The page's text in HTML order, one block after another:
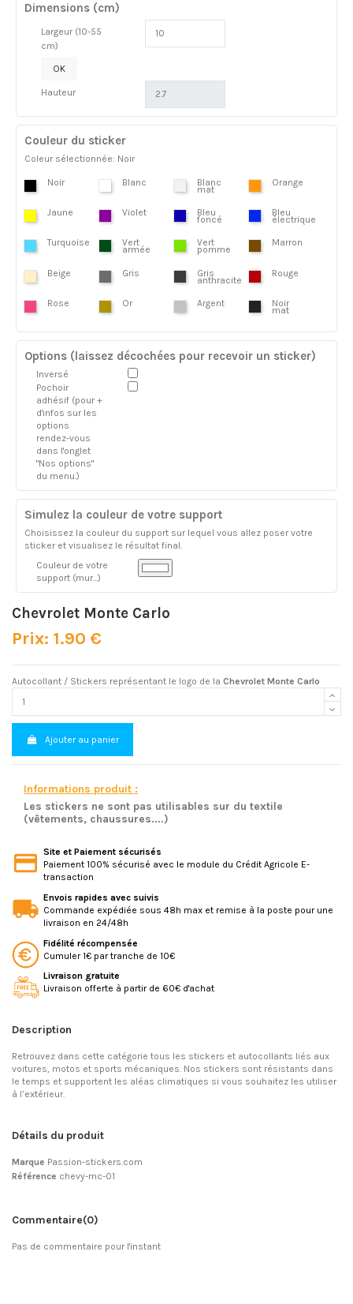
Dimensions (cm)
Largeur (10-55
cm)
OK
Hauteur
Couleur du sticker
Coleur sélectionnée: Noir
Noir Blanc Blanc
mat
Orange
Jaune Violet Bleu
foncé
Bleu
électrique
Turquoise Vert
armée
Vert
pomme
Marron
Beige Gris Gris
anthracite
Rouge
Rose Or Argent Noir
mat
Options (laissez décochées pour recevoir un sticker)
Inversé
Pochoir
adhésif (pour +
d'infos sur les
options
rendez-vous
dans l'onglet
"Nos options"
du menu.)
Simulez la couleur de votre support
Choisissez la couleur du support sur lequel vous allez poser votre
sticker et visualisez le résultat final.
Couleur de votre
support (mur...)
Chevrolet Monte Carlo
Prix: 1.90 €
Autocollant / Stickers représentant le logo de la Chevrolet Monte Carlo
Ajouter au panier
Informations produit :
Les stickers ne sont pas utilisables sur du textile
(vêtements, chaussures....)
Site et Paiement sécurisés
Paiement 100% sécurisé avec le module du Crédit Agricole E-
transaction
Envois rapides avec suivis
Commande expédiée sous 48h max et remise à la poste pour une
livraison en 24/48h
Fidélité récompensée
Cumuler 1€ par tranche de 10€
Livraison gratuite
Livraison offerte à partir de 60€ d'achat
Description
Retrouvez dans cette catégorie tous les stickers et autocollants liés aux
voitures, motos et sports mécaniques. Nos stickers sont résistants dans
le temps et supportent les aléas climatiques si vous souhaitez les utiliser
à l’extérieur.
Détails du produit
Marque Passion-stickers.com
Référence chevy-mc-01
Commentaire(0)
Pas de commentaire pour l'instant